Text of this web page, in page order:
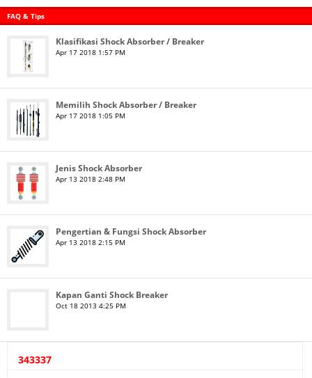
FAQ & Tips
Klasifikasi Shock Absorber / Breaker
Apr 17 2018 1:57 PM
Memilih Shock Absorber / Breaker
Apr 17 2018 1:05 PM
Jenis Shock Absorber
Apr 13 2018 2:48 PM
Pengertian & Fungsi Shock Absorber
Apr 13 2018 2:15 PM
Kapan Ganti Shock Breaker
Oct 18 2013 4:25 PM
343337